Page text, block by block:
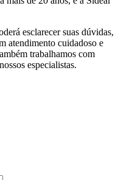
esclarecer suas dúvidas,
atendimento cuidadoso e
trabalhamos com
especialistas.